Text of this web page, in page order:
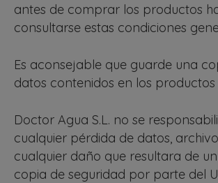
antes de comprar los productos
consultarse estas condiciones
Es aconsejable que guarde una
datos contenidos en los
Doctor Agua S.L. no se
cualquier pérdida de datos,
cualquier daño que resultara de
copia de seguridad por parte del